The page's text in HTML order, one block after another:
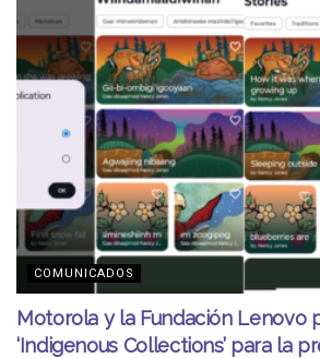
COMUNICADOS
Motorola y la Fundación Lenovo
‘Indigenous Collections’ para la